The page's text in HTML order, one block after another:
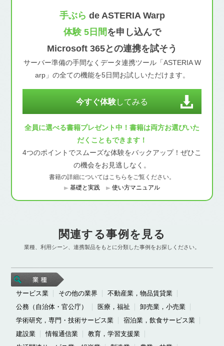
手ぶら de ASTERIA Warp
体験 5日間を申し込んで
Microsoft 365との連携を試そう
サーバー準備の手間なくデータ連携ツール「ASTERIA W
arp」の全ての機能を5日間お試しいただけます。
今すぐ体験してみる
全員に選べる書籍プレゼント中！書籍は両方お選びいた
だくこともできます！
4つのポイントでスムーズな体験をバックアップ！ぜひこ
の機会をお見逃しなく。
書籍の詳細についてはこちらをご覧ください。
基礎と実践
使い方マニュアル
関連する事例を見る
業種、利用シーン、連携製品をもとに分類した事例をお探しください。
サービス業 その他の業界
不動産業，物品賃貸業
公務（自治体・官公庁）
医療，福祉
卸売業，小売業
学術研究，専門・技術サービス業
宿泊業，飲食サービス業
建設業
情報通信業
教育，学習支援業